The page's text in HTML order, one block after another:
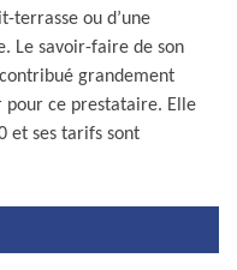
terrasse ou d’une
Le savoir-faire de son
grandement
pour ce prestataire. Elle
et ses tarifs sont